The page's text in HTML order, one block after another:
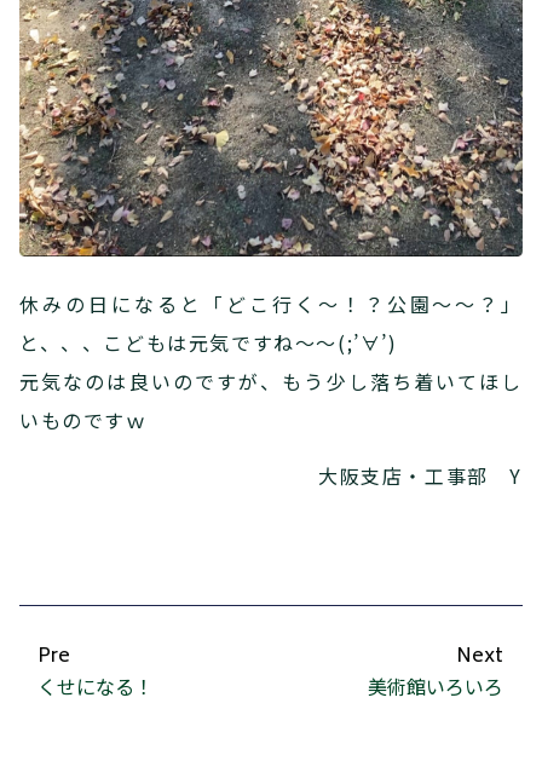
休みの日になると「どこ行く～！？公園～～？」
と、、、こどもは元気ですね～～(;’∀’)
元気なのは良いのですが、もう少し落ち着いてほし
いものですｗ
大阪支店・工事部 Y
Pre
くせになる！
Next
美術館いろいろ